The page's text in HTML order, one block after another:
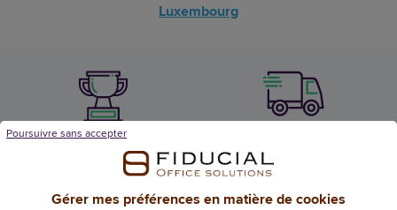
Luxembourg
97% satisfaction
par nos clients dès 50€ d’achat
Gérer mes préférences en matière de cookies
Poursuivre sans accepter